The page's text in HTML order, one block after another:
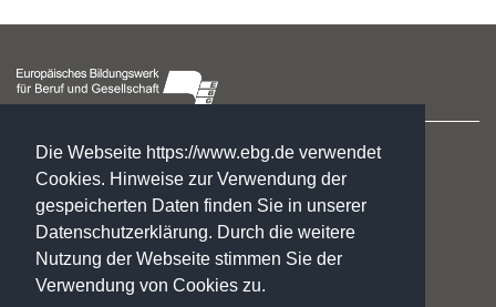
Die Webseite https://www.ebg.de verwendet
Cookies. Hinweise zur Verwendung der
gespeicherten Daten finden Sie in unserer
Datenschutzerklärung. Durch die weitere
Nutzung der Webseite stimmen Sie der
Verwendung von Cookies zu.
Hegelstraße 2
39104 Magdeburg
☏ : +49. 3 91. 5 41 94 77
gf@ebg.de
Kontakt